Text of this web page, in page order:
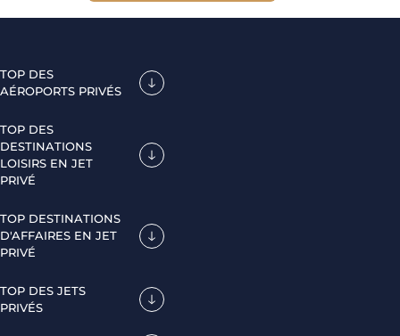
TOP DES
AÉROPORTS PRIVÉS
TOP DES
DESTINATIONS
LOISIRS EN JET
PRIVÉ
TOP DESTINATIONS
D'AFFAIRES EN JET
PRIVÉ
TOP DES JETS
PRIVÉS